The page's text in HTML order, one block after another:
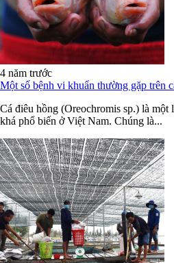
4 năm trước
Một số bệnh vi khuẩn thường gặp trên
Cá điêu hồng (Oreochromis sp.) là
khá phổ biến ở Việt Nam. Chúng là...